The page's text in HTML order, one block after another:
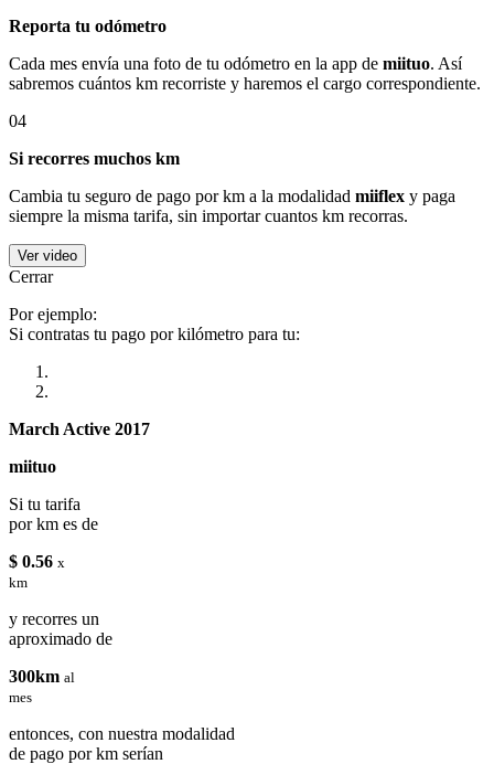
Reporta tu odómetro
Cada mes envía una foto de tu odómetro en la app de miituo. Así
sabremos cuántos km recorriste y haremos el cargo correspondiente.
04
Si recorres muchos km
Cambia tu seguro de pago por km a la modalidad miiflex y paga
siempre la misma tarifa, sin importar cuantos km recorras.
Ver video
Cerrar
Por ejemplo:
Si contratas tu pago por kilómetro para tu:
March Active 2017
miituo
Si tu tarifa
por km es de
$ 0.56 x
km
y recorres un
aproximado de
300km al
mes
entonces, con nuestra modalidad
de pago por km serían